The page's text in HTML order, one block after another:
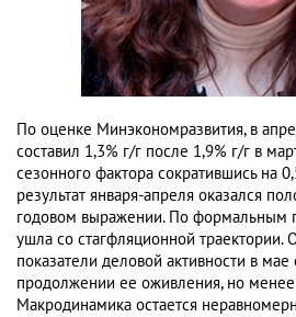
По оценке Минэкономразвития, в
составил 1,3% г/г после 1,9% г/г в
сезонного фактора сократившись на
результат января-апреля оказался
годовом выражении. По формальным
ушла со стагфляционной
показатели деловой активности в мае
продолжении ее оживления, но
Макродинамика остается